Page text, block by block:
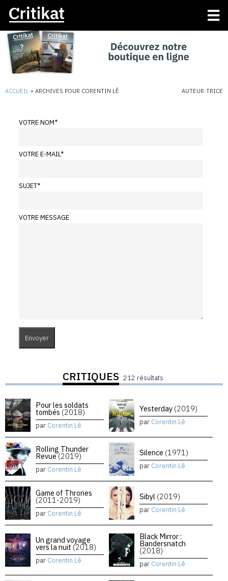
ACCUEIL » ARCHIVES POUR CORENTIN LÊ AUTEUR·TRICE
VOTRE NOM*
VOTRE E-MAIL*
SUJET*
VOTRE MESSAGE
CRITIQUES 212 résultats
Pour les soldats
tombés (2018)
par Corentin Lê
Yesterday (2019)
par Corentin Lê
Rolling Thunder
Revue(2019)
par Corentin Lê
Silence (1971)
par Corentin Lê
Game of Thrones
(2011-2019)
par Corentin Lê
Sibyl (2019)
par Corentin Lê
Un grand voyage
vers la nuit (2018)
par Corentin Lê
Black Mirror :
Bandersnatch
(2018)
par Corentin Lê